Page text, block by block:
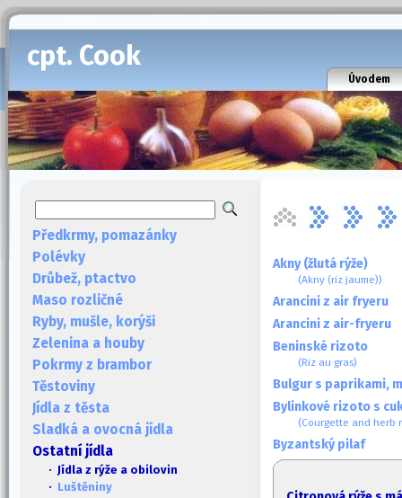
cpt. Cook
Úvodem
Předkrmy, pomazánky
Polévky
Drůbež, ptactvo
Maso rozličné
Ryby, mušle, korýši
Zelenina a houby
Pokrmy z brambor
Těstoviny
Jídla z těsta
Sladká a ovocná jídla
Ostatní jídla
· Jídla z rýže a obilovin
· Luštěniny
Akny (žlutá rýže)
(Akny (riz jaume))
Arancini z air fryeru
Arancini z air-fryeru
Beninské rizoto
(Riz au gras)
Bulgur s paprikami,
Bylinkové rizoto s
(Courgette and herb
Byzantský pilaf